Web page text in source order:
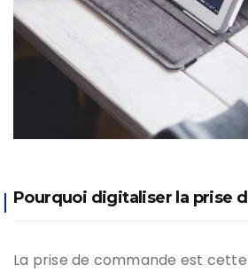
Pourquoi digitaliser la prise
La prise de commande est